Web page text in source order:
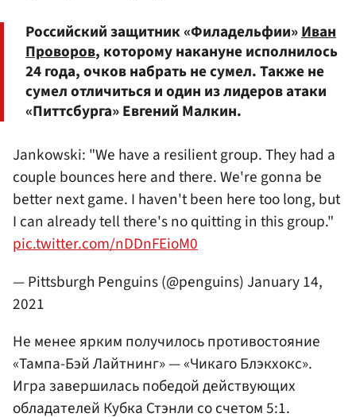
Российский защитник «Филадельфии»Иван
Проворов, которому накануне исполнилось
24 года, очков набрать не сумел. Также не
сумел отличиться и один из лидеров атаки
«Питтсбурга» Евгений Малкин.
Jankowski: "We have a resilient group. They had a
couple bounces here and there. We're gonna be
better next game. I haven't been here too long, but
I can already tell there's no quitting in this group."
pic.twitter.com/nDDnFEioM0
— Pittsburgh Penguins (@penguins)January 14,
2021
Не менее ярким получилось противостояние
«Тампа-Бэй Лайтнинг» — «Чикаго Блэкхокс».
Игра завершилась победой действующих
обладателей Кубка Стэнли со счетом 5:1.